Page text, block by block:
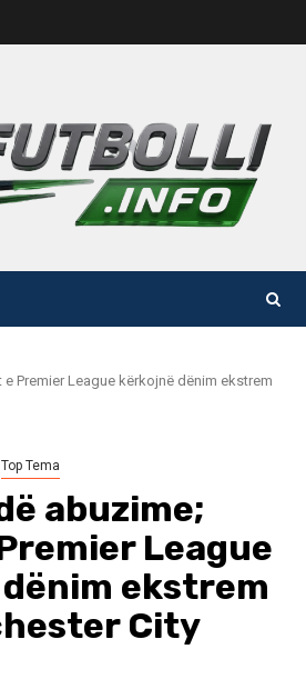
Premier League kërkojnë dënim ekstrem
Top Tema
abuzime;
League
ekstrem
City